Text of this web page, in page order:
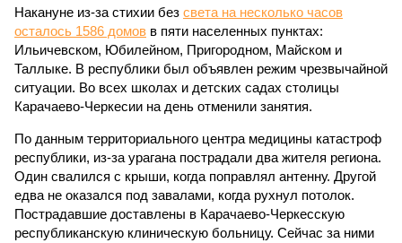
Накануне из-за стихии без света на несколько часов
осталось 1586 домов в пяти населенных пунктах:
Ильичевском, Юбилейном, Пригородном, Майском и
Таллыке. В республики был объявлен режим чрезвычайной
ситуации. Во всех школах и детских садах столицы
Карачаево-Черкесии на день отменили занятия.
По данным территориального центра медицины катастроф
республики, из-за урагана пострадали два жителя региона.
Один свалился с крыши, когда поправлял антенну. Другой
едва не оказался под завалами, когда рухнул потолок.
Пострадавшие доставлены в Карачаево-Черкесскую
республиканскую клиническую больницу. Сейчас за ними